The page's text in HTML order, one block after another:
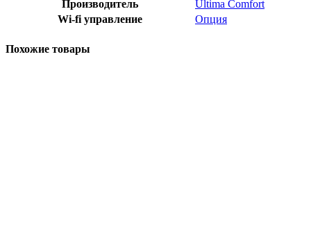
Производитель
Ultima Comfort
Wi-fi управление
Опция
Похожие товары